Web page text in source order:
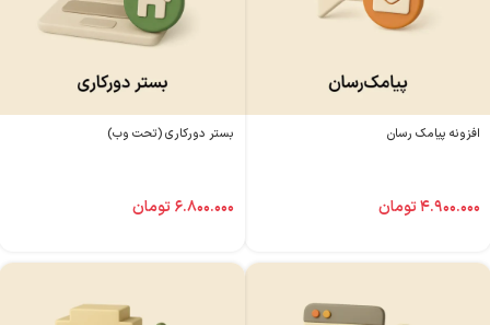
افزونه پیامک رسان
۴.۹۰۰.۰۰۰تومان
بستر دورکاری (تحت وب)
۶.۸۰۰.۰۰۰تومان